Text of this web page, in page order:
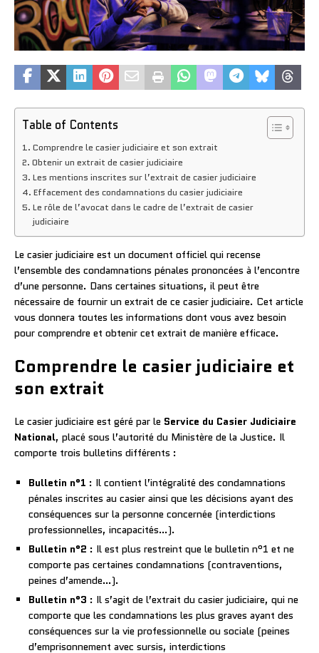
Table of Contents
Comprendre le casier judiciaire et son extrait
Obtenir un extrait de casier judiciaire
Les mentions inscrites sur l’extrait de casier judiciaire
Effacement des condamnations du casier judiciaire
Le rôle de l’avocat dans le cadre de l’extrait de casier
judiciaire
Le casier judiciaire est un document officiel qui recense
l’ensemble des condamnations pénales prononcées à l’encontre
d’une personne. Dans certaines situations, il peut être
nécessaire de fournir un extrait de ce casier judiciaire. Cet article
vous donnera toutes les informations dont vous avez besoin
pour comprendre et obtenir cet extrait de manière efficace.
Comprendre le casier judiciaire et
son extrait
Le casier judiciaire est géré par le Service du Casier Judiciaire
National, placé sous l’autorité du Ministère de la Justice. Il
comporte trois bulletins différents :
Bulletin n°1 : Il contient l’intégralité des condamnations
pénales inscrites au casier ainsi que les décisions ayant des
conséquences sur la personne concernée (interdictions
professionnelles, incapacités…).
Bulletin n°2 : Il est plus restreint que le bulletin n°1 et ne
comporte pas certaines condamnations (contraventions,
peines d’amende…).
Bulletin n°3 : Il s’agit de l’extrait du casier judiciaire, qui ne
comporte que les condamnations les plus graves ayant des
conséquences sur la vie professionnelle ou sociale (peines
d’emprisonnement avec sursis, interdictions